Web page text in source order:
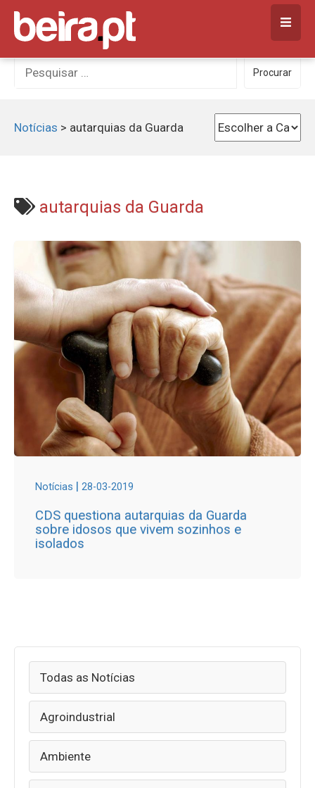
Skip
content
Procurar
por:
Procurar
Notícias > autarquias da Guarda
autarquias da Guarda
Notícias | 28-03-2019
CDS questiona autarquias da Guarda
sobre idosos que vivem sozinhos e
isolados
Todas as Notícias
Agroindustrial
Ambiente